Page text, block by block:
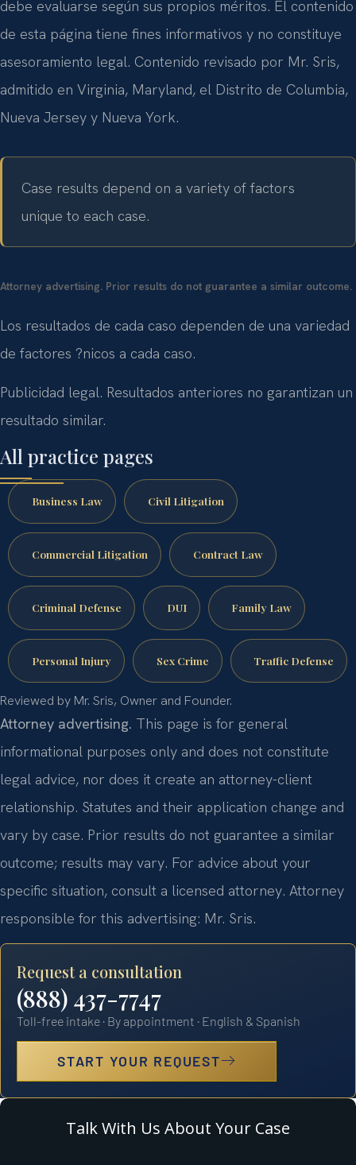
debe evaluarse según sus propios méritos. El contenido
de esta página tiene fines informativos y no constituye
asesoramiento legal. Contenido revisado por Mr. Sris,
admitido en Virginia, Maryland, el Distrito de Columbia,
Nueva Jersey y Nueva York.
Case results depend on a variety of factors
unique to each case.
Attorney advertising. Prior results do not guarantee a similar outcome.
Los resultados de cada caso dependen de una variedad
de factores ?nicos a cada caso.
Publicidad legal. Resultados anteriores no garantizan un
resultado similar.
All practice pages
Business Law Civil Litigation
Commercial Litigation Contract Law
Criminal Defense DUI Family Law
Personal Injury Sex Crime Traffic Defense
Reviewed by Mr. Sris, Owner and Founder.
Attorney advertising. This page is for general
informational purposes only and does not constitute
legal advice, nor does it create an attorney-client
relationship. Statutes and their application change and
vary by case. Prior results do not guarantee a similar
outcome; results may vary. For advice about your
specific situation, consult a licensed attorney. Attorney
responsible for this advertising: Mr. Sris.
Request a consultation
(888) 437-7747
Toll-free intake · By appointment · English & Spanish
START YOUR REQUEST